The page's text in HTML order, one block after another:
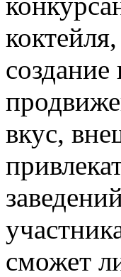
создание
вкус,
сможет